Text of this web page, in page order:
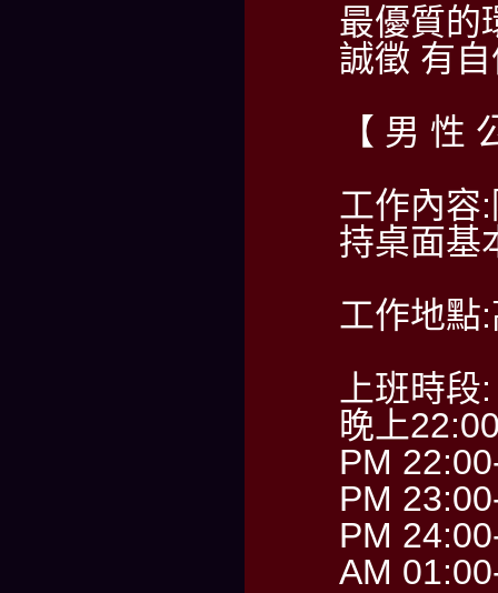
最優質的
誠徵 有
【 男 性
工作內容
持桌面基
工作地點
上班時段:
晚上
PM
PM
PM
AM